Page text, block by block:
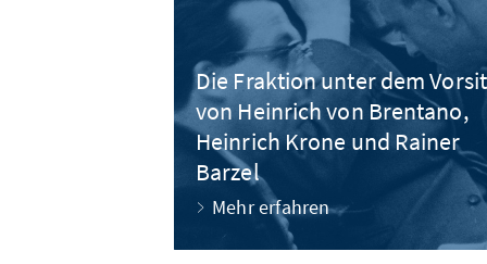
Die Fraktion unter dem
von Heinrich von Brentano,
Heinrich Krone und Rainer
Barzel
Mehr erfahren